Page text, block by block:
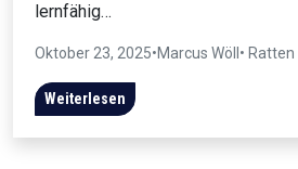
lernfähig…
Oktober 23, 2025•Marcus Wöll • Ratten
Weiterlesen